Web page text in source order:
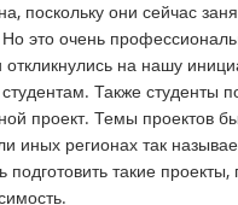
поскольку они сейчас
это очень
откликнулись на нашу
Также студенты
проект. Темы проектов
иных регионах так
подготовить такие